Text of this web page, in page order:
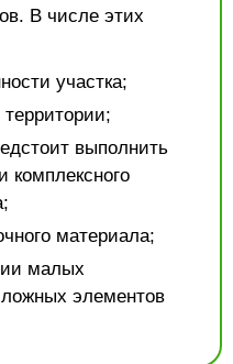
В числе этих
участка;
выполнить
комплексного
материала;
малых
элементов